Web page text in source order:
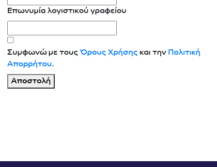
Επωνυμία λογιστικού γραφείου
Συμφωνώ με τους Όρους Χρήσης και την Πολιτική
Απορρήτου.
Αποστολή